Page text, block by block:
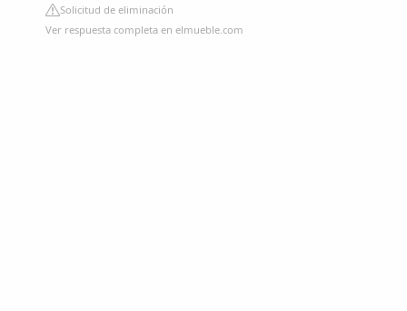
Solicitud de eliminación
Ver respuesta completa en elmueble.com